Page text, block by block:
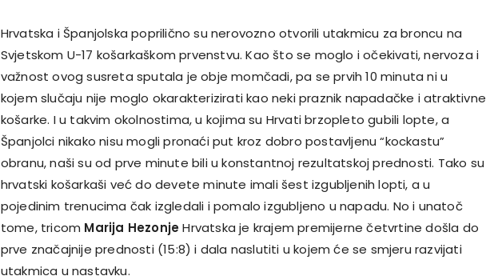
Hrvatska i Španjolska poprilično su nerovozno otvorili utakmicu za broncu na
Svjetskom U-17 košarkaškom prvenstvu. Kao što se moglo i očekivati, nervoza i
važnost ovog susreta sputala je obje momčadi, pa se prvih 10 minuta ni u
kojem slučaju nije moglo okarakterizirati kao neki praznik napadačke i atraktivne
košarke. I u takvim okolnostima, u kojima su Hrvati brzopleto gubili lopte, a
Španjolci nikako nisu mogli pronaći put kroz dobro postavljenu “kockastu”
obranu, naši su od prve minute bili u konstantnoj rezultatskoj prednosti. Tako su
hrvatski košarkaši već do devete minute imali šest izgubljenih lopti, a u
pojedinim trenucima čak izgledali i pomalo izgubljeno u napadu. No i unatoč
tome, tricom Marija HezonjeHrvatska je krajem premijerne četvrtine došla do
prve značajnije prednosti (15:8) i dala naslutiti u kojem će se smjeru razvijati
utakmica u nastavku.